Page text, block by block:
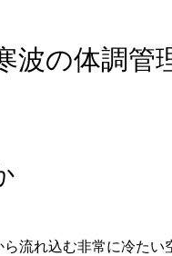
波の体調管
流れ込む非常に冷た